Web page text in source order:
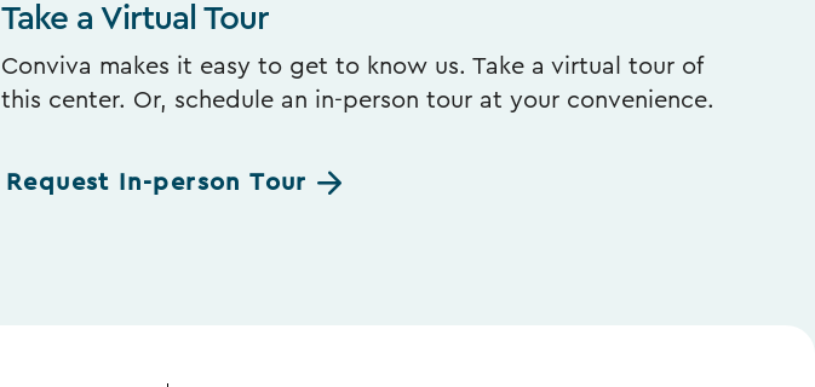
Take a Virtual Tour
Conviva makes it easy to get to know us. Take a virtual tour of
this center. Or, schedule an in-person tour at your convenience.
Request In-person Tour